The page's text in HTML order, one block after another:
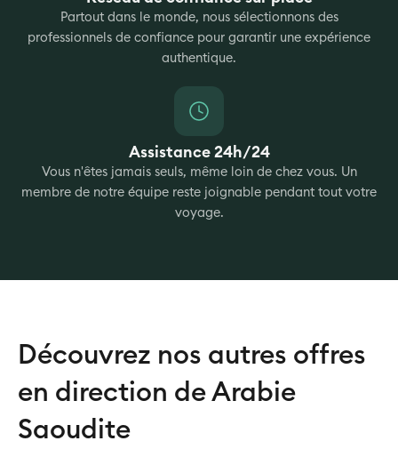
Partout dans le monde, nous sélectionnons des
professionnels de confiance pour garantir une expérience
authentique.
Assistance 24h/24
Vous n'êtes jamais seuls, même loin de chez vous. Un
membre de notre équipe reste joignable pendant tout votre
voyage.
Découvrez nos autres offres
en direction de Arabie
Saoudite